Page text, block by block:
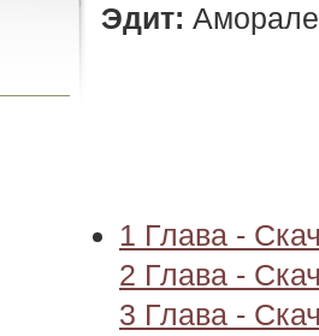
Эдит:
1 Глава -
2 Глава -
3 Глава -